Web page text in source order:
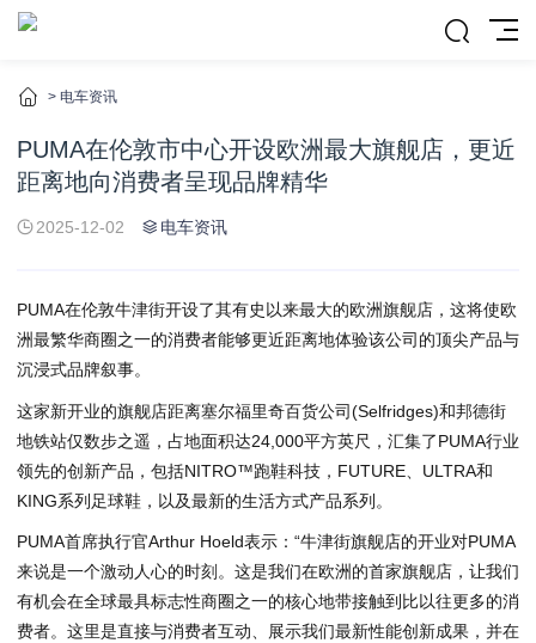
> 电车资讯
PUMA在伦敦市中心开设欧洲最大旗舰店，更近
距离地向消费者呈现品牌精华
2025-12-02 电车资讯
PUMA在伦敦牛津街开设了其有史以来最大的欧洲旗舰店，这将使欧
洲最繁华商圈之一的消费者能够更近距离地体验该公司的顶尖产品与
沉浸式品牌叙事。
这家新开业的旗舰店距离塞尔福里奇百货公司(Selfridges)和邦德街
地铁站仅数步之遥，占地面积达24,000平方英尺，汇集了PUMA行业
领先的创新产品，包括NITRO™跑鞋科技，FUTURE、ULTRA和
KING系列足球鞋，以及最新的生活方式产品系列。
PUMA首席执行官Arthur Hoeld表示：“牛津街旗舰店的开业对PUMA
来说是一个激动人心的时刻。这是我们在欧洲的首家旗舰店，让我们
有机会在全球最具标志性商圈之一的核心地带接触到比以往更多的消
费者。这里是直接与消费者互动、展示我们最新性能创新成果，并在